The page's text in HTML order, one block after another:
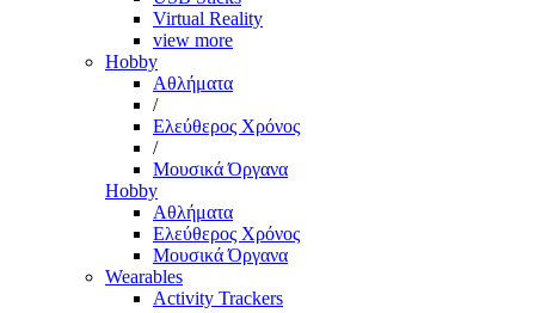
Virtual Reality
view more
Hobby
Αθλήματα
/
Ελεύθερος Χρόνος
/
Μουσικά Όργανα
Hobby
Αθλήματα
Ελεύθερος Χρόνος
Μουσικά Όργανα
Wearables
Activity Trackers